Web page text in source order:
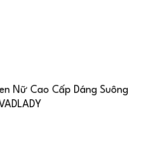
Nữ Cao Cấp Dáng Suông